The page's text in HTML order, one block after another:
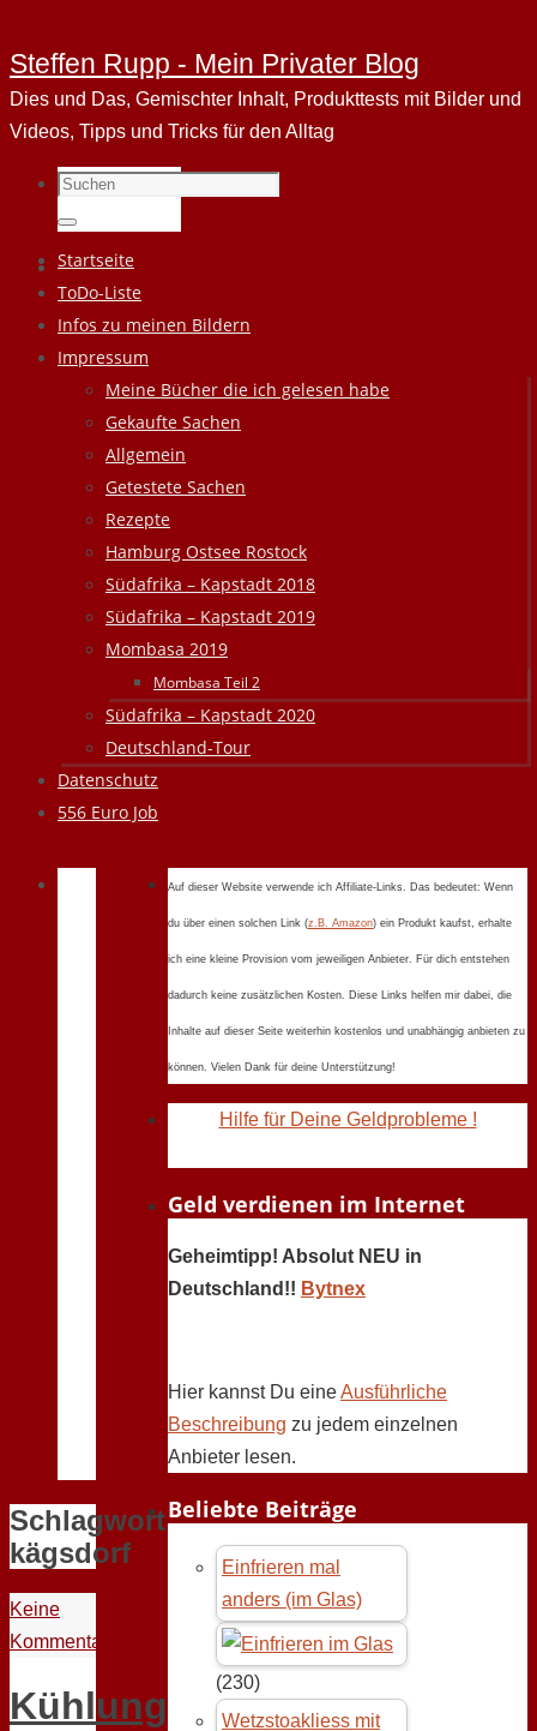
Steffen Rupp - Mein Privater Blog
Dies und Das, Gemischter Inhalt, Produkttests mit Bilder und
Videos, Tipps und Tricks für den Alltag
Suchen
nach:
Suchen
Zum
Inhalt
springen
Startseite
ToDo-Liste
Infos zu meinen Bildern
Impressum
Meine Bücher die ich gelesen habe
Gekaufte Sachen
Allgemein
Getestete Sachen
Rezepte
Hamburg Ostsee Rostock
Südafrika – Kapstadt 2018
Südafrika – Kapstadt 2019
Mombasa 2019
Mombasa Teil 2
Südafrika – Kapstadt 2020
Deutschland-Tour
Datenschutz
556 Euro Job
Schlagwort:
kägsdorf
Keine
Kommentare
Kühlungsborn
Auf dieser Website verwende ich Affiliate-Links. Das bedeutet: Wenn
du über einen solchen Link (z.B. Amazon) ein Produkt kaufst, erhalte
ich eine kleine Provision vom jeweiligen Anbieter. Für dich entstehen
dadurch keine zusätzlichen Kosten. Diese Links helfen mir dabei, die
Inhalte auf dieser Seite weiterhin kostenlos und unabhängig anbieten zu
können. Vielen Dank für deine Unterstützung!
Hilfe für Deine Geldprobleme !
Geld verdienen im Internet
Geheimtipp! Absolut NEU in
Deutschland!! Bytnex
Hier kannst Du eineAusführliche
Beschreibung zu jedem einzelnen
Anbieter lesen.
Beliebte Beiträge
Einfrieren mal
anders (im Glas)
(230)
Wetzstoakliess mit